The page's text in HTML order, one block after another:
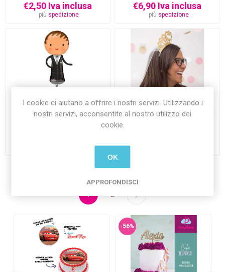
€2,50 Iva inclusa
più spedizione
€6,90 Iva inclusa
più spedizione
Palloncino Mylar Super
Cerchietto Corona Glitterata
1 2
-56%
I cookie ci aiutano a offrire i nostri servizi. Utilizzando i
nostri servizi, acconsentite al nostro utilizzo dei
cookie.
OK
APPROFONDISCI